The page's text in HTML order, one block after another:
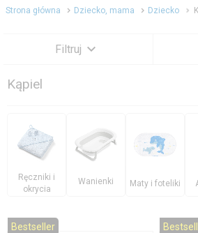
Polski
Zapisz
Strona główna Dziecko, mama Dziecko
Filtruj
Kąpiel
Ręczniki i
okrycia
Wanienki Maty i foteliki
Bestseller